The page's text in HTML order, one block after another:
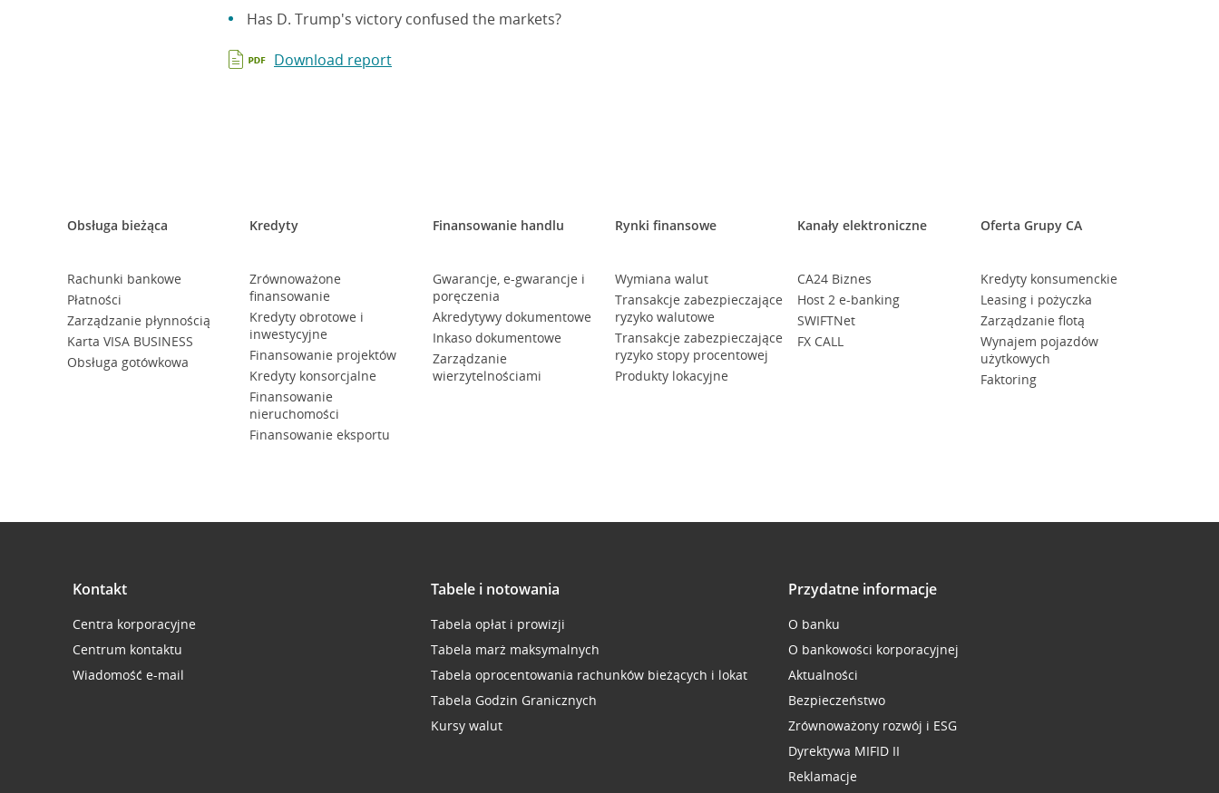
Has D. Trump's victory confused the markets?
Download report
Obsługa bieżąca
Rachunki bankowe
Płatności
Zarządzanie płynnością
Karta VISA BUSINESS
Obsługa gotówkowa
Kredyty
Zrównoważone
finansowanie
Kredyty obrotowe i
inwestycyjne
Finansowanie projektów
Kredyty konsorcjalne
Finansowanie
nieruchomości
Finansowanie eksportu
Finansowanie handlu
Gwarancje, e-gwarancje i
poręczenia
Akredytywy dokumentowe
Inkaso dokumentowe
Zarządzanie
wierzytelnościami
Rynki finansowe
Wymiana walut
Transakcje zabezpieczające
ryzyko walutowe
Transakcje zabezpieczające
ryzyko stopy procentowej
Produkty lokacyjne
Kanały elektroniczne
CA24 Biznes
Host 2 e-banking
SWIFTNet
FX CALL
Oferta Grupy CA
Kredyty konsumenckie
Leasing i pożyczka
Zarządzanie flotą
Wynajem pojazdów
użytkowych
Faktoring
Kontakt
Centra korporacyjne
Centrum kontaktu
Wiadomość e-mail
Tabele i notowania
Tabela opłat i prowizji
Tabela marż maksymalnych
Tabela oprocentowania rachunków bieżących i lokat
Tabela Godzin Granicznych
Kursy walut
Przydatne informacje
O banku
O bankowości korporacyjnej
Aktualności
Bezpieczeństwo
Zrównoważony rozwój i ESG
Dyrektywa MIFID II
Reklamacje